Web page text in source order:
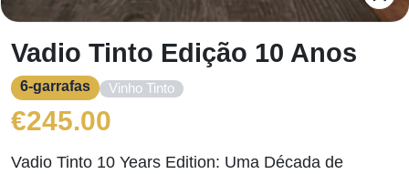
Vadio Tinto Edição 10 Anos
6-garrafas Vinho Tinto
€245.00
Vadio Tinto 10 Years Edition: Uma Década de